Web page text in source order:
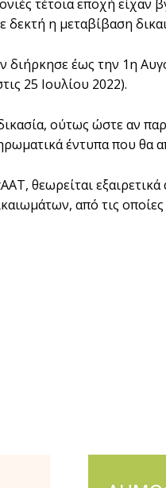
τέτοια εποχή είχαν
δεκτή η μεταβίβαση
διήρκησε έως την 1η
25 Ιουλίου 2022).
ούτως ώστε αν
έντυπα που θα
θεωρείται
από τις οποίες